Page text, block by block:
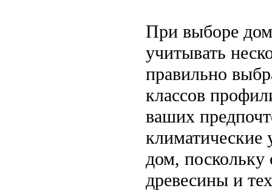
При выборе
учитывать
правильно
классов
ваших
климатические
дом, поскольку
древесины и